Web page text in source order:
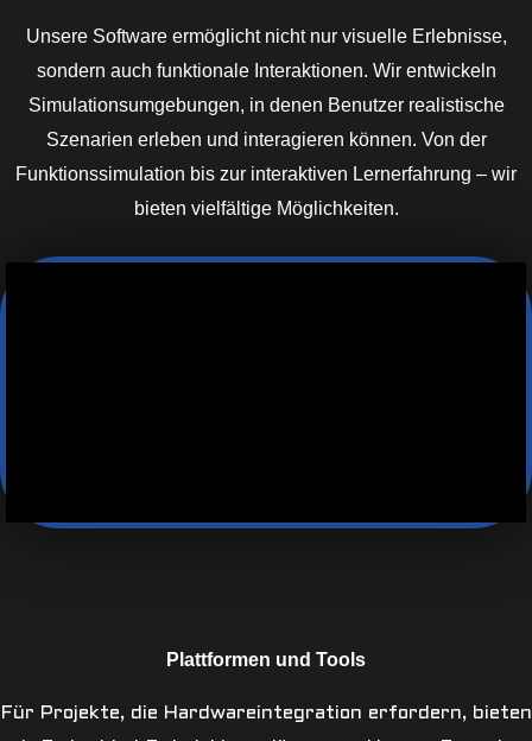
Unsere Software ermöglicht nicht nur visuelle Erlebnisse,
sondern auch funktionale Interaktionen. Wir entwickeln
Simulationsumgebungen, in denen Benutzer realistische
Szenarien erleben und interagieren können. Von der
Funktionssimulation bis zur interaktiven Lernerfahrung – wir
bieten vielfältige Möglichkeiten.
Plattformen und Tools
Für Projekte, die Hardwareintegration erfordern, bieten